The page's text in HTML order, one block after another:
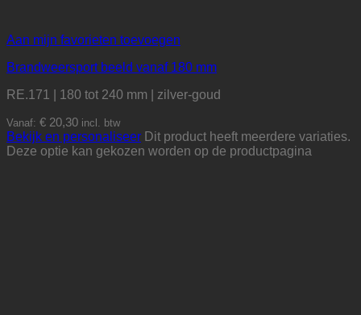
Aan mijn favorieten toevoegen
Brandweersport beeld vanaf 180 mm
RE.171 | 180 tot 240 mm | zilver-goud
Vanaf: € 20,30 incl. btw
Bekijk en personaliseer Dit product heeft meerdere variaties.
Deze optie kan gekozen worden op de productpagina